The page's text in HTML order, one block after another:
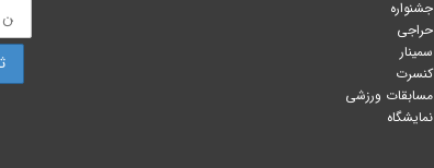
جشنواره
حراجی
سمینار
کنسرت
مسابقات ورزشی
نمایشگاه